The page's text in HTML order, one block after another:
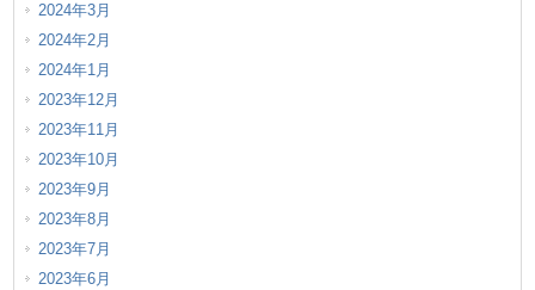
2024年3月
2024年2月
2024年1月
2023年12月
2023年11月
2023年10月
2023年9月
2023年8月
2023年7月
2023年6月